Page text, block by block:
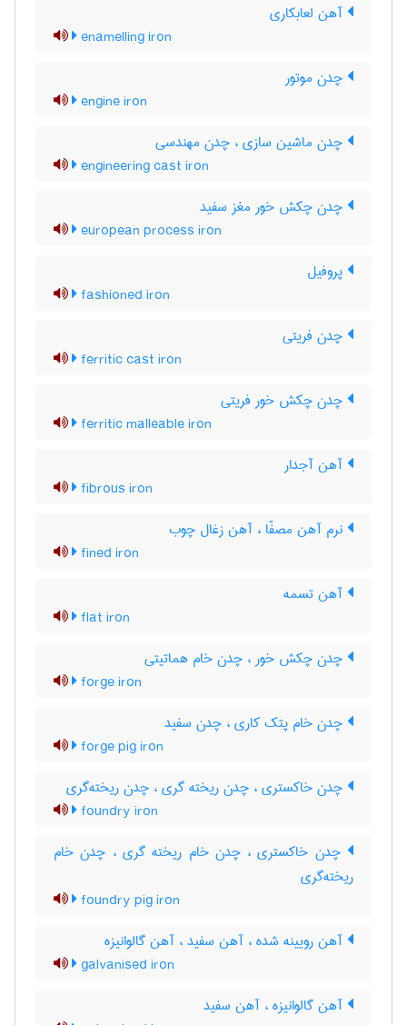
آهن لعابکاری
enamelling iron
چدن موتور
engine iron
چدن ماشین سازی ، چدن مهندسی
engineering cast iron
چدن چکش خور مغز سفید
european process iron
پروفیل
fashioned iron
چدن فریتی
ferritic cast iron
چدن چکش خور فریتی
ferritic malleable iron
آهن آجدار
fibrous iron
نرم آهن مصفّا ، آهن زغال چوب
fined iron
آهن تسمه
flat iron
چدن چکش خور ، چدن خام هماتیتی
forge iron
چدن خام پتک کاری ، چدن سفید
forge pig iron
چدن خاکستری ، چدن ریخته گری ، چدن ریخته‌گری
foundry iron
چدن خاکستری ، چدن خام ریخته گری ، چدن خام
ریخته‌گری
foundry pig iron
آهن رویینه شده ، آهن سفید ، آهن گالوانیزه
galvanised iron
آهن گالوانیزه ، آهن سفید